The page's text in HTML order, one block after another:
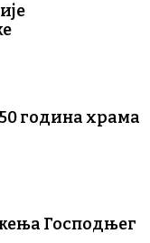
година храма
Господњег